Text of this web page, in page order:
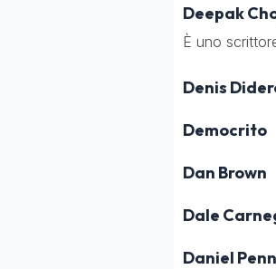
Deepak
È uno
Denis
Democrito
Dan Brown
Dale
Daniel